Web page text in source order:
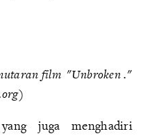
film"Unbroken."
juga menghadiri